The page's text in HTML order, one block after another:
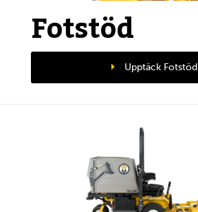
Fotstöd
Upptäck Fotstöd